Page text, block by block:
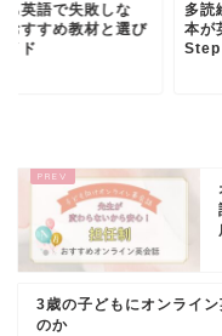
ち英語で失敗しな
おすすめ教材と選び
イド
多読
本が
3歳の子どもにオンライ
のか